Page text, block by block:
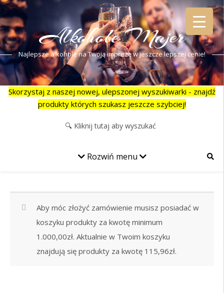
Alkohole Majer
Najlepsze alkohole na Twoją imprezę w jeszcze lepszej cenie!
Skorzystaj z naszej nowej, ulepszonej wyszukiwarki - znajdź
produkty których szukasz jeszcze szybciej!
Rozwiń menu
Aby móc złożyć zamówienie musisz posiadać w
koszyku produkty za kwotę minimum
1.000,00zł. Aktualnie w Twoim koszyku
znajdują się produkty za kwotę 115,96zł.